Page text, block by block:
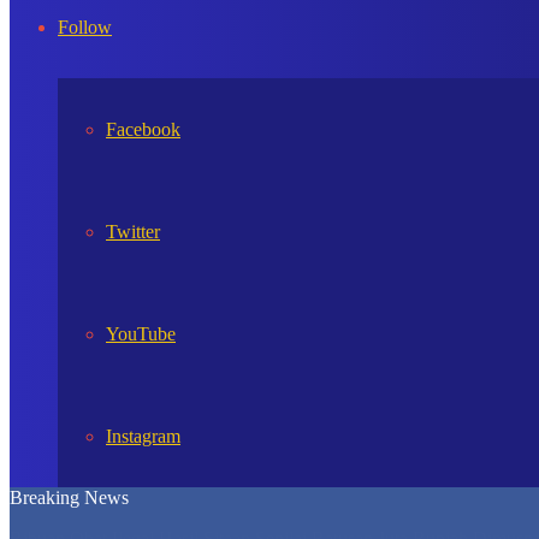
In
Follow
Facebook
Twitter
YouTube
Instagram
Breaking News